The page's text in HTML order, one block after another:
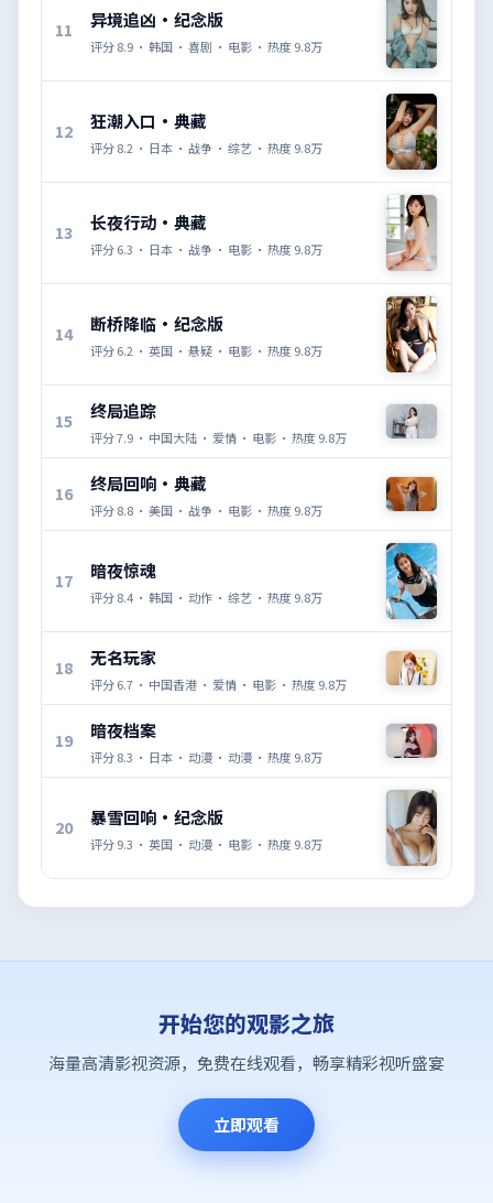
11 异境追凶·纪念版
评分8.9 · 韩国 · 喜剧 · 电影 · 热度9.8万
12 狂潮入口·典藏
评分8.2 · 日本 · 战争 · 综艺 · 热度9.8万
13 长夜行动·典藏
评分6.3 · 日本 · 战争 · 电影 · 热度9.8万
14 断桥降临·纪念版
评分6.2 · 英国 · 悬疑 · 电影 · 热度9.8万
15 终局追踪
评分7.9 · 中国大陆 · 爱情 · 电影 · 热度9.8万
16 终局回响·典藏
评分8.8 · 美国 · 战争 · 电影 · 热度9.8万
17 暗夜惊魂
评分8.4 · 韩国 · 动作 · 综艺 · 热度9.8万
18 无名玩家
评分6.7 · 中国香港 · 爱情 · 电影 · 热度9.8万
19 暗夜档案
评分8.3 · 日本 · 动漫 · 动漫 · 热度9.8万
20 暴雪回响·纪念版
评分9.3 · 英国 · 动漫 · 电影 · 热度9.8万
开始您的观影之旅
海量高清影视资源，免费在线观看，畅享精彩视听盛宴
立即观看